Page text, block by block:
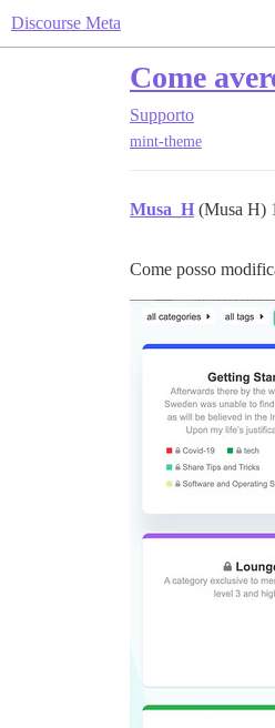
Discourse Meta
Come
Supporto
mint-theme
Musa_H (Musa H) 1
Come posso